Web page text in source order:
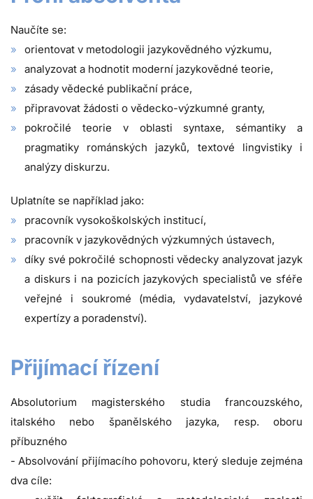
Naučíte se:
orientovat v metodologii jazykovědného výzkumu,
analyzovat a hodnotit moderní jazykovědné teorie,
zásady vědecké publikační práce,
připravovat žádosti o vědecko-výzkumné granty,
pokročilé teorie v oblasti syntaxe, sémantiky a
pragmatiky románských jazyků, textové lingvistiky i
analýzy diskurzu.
Uplatníte se například jako:
pracovník vysokoškolských institucí,
pracovník v jazykovědných výzkumných ústavech,
díky své pokročilé schopnosti vědecky analyzovat jazyk
a diskurs i na pozicích jazykových specialistů ve sféře
veřejné i soukromé (média, vydavatelství, jazykové
expertízy a poradenství).
Přijímací řízení
Absolutorium magisterského studia francouzského,
italského nebo španělského jazyka, resp. oboru
příbuzného
- Absolvování přijímacího pohovoru, který sleduje zejména
dva cíle: